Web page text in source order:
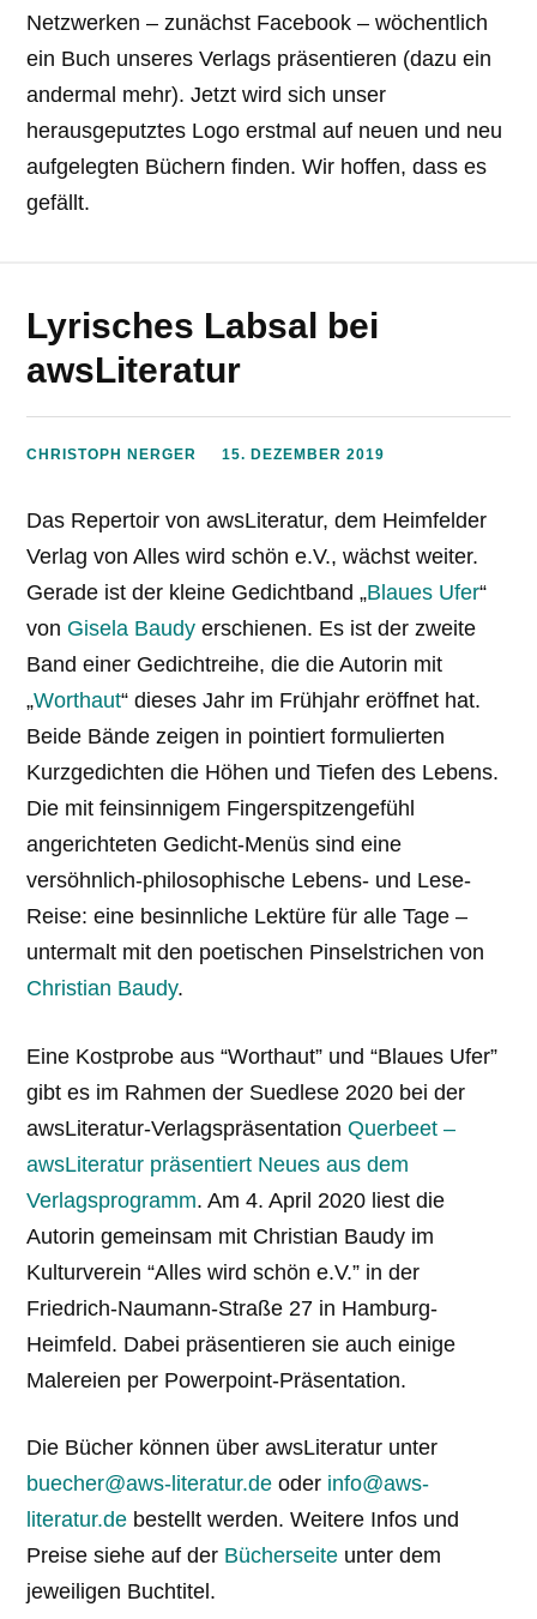
Netzwerken – zunächst Facebook – wöchentlich
ein Buch unseres Verlags präsentieren (dazu ein
andermal mehr). Jetzt wird sich unser
herausgeputztes Logo erstmal auf neuen und neu
aufgelegten Büchern finden. Wir hoffen, dass es
gefällt.
Lyrisches Labsal bei
awsLiteratur
CHRISTOPH NERGER 15. DEZEMBER 2019
Das Repertoir von awsLiteratur, dem Heimfelder
Verlag von Alles wird schön e.V., wächst weiter.
Gerade ist der kleine Gedichtband „Blaues Ufer“
von Gisela Baudy erschienen. Es ist der zweite
Band einer Gedichtreihe, die die Autorin mit
„Worthaut“ dieses Jahr im Frühjahr eröffnet hat.
Beide Bände zeigen in pointiert formulierten
Kurzgedichten die Höhen und Tiefen des Lebens.
Die mit feinsinnigem Fingerspitzengefühl
angerichteten Gedicht-Menüs sind eine
versöhnlich-philosophische Lebens- und Lese-
Reise: eine besinnliche Lektüre für alle Tage –
untermalt mit den poetischen Pinselstrichen von
Christian Baudy.
Eine Kostprobe aus “Worthaut” und “Blaues Ufer”
gibt es im Rahmen der Suedlese 2020 bei der
awsLiteratur-VerlagspräsentationQuerbeet –
awsLiteratur präsentiert Neues aus dem
Verlagsprogramm. Am 4. April 2020 liest die
Autorin gemeinsam mit Christian Baudy im
Kulturverein “Alles wird schön e.V.” in der
Friedrich-Naumann-Straße 27 in Hamburg-
Heimfeld. Dabei präsentieren sie auch einige
Malereien per Powerpoint-Präsentation.
Die Bücher können über awsLiteratur unter
buecher@aws-literatur.de oder info@aws-
literatur.de bestellt werden. Weitere Infos und
Preise siehe auf der Bücherseite unter dem
jeweiligen Buchtitel.